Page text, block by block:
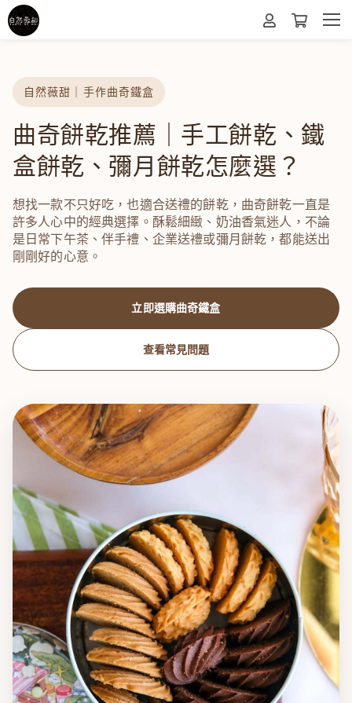
自然薇甜｜手作曲奇鐵盒
曲奇餅乾推薦｜手工餅乾、鐵
盒餅乾、彌月餅乾怎麼選？
想找一款不只好吃，也適合送禮的餅乾，曲奇餅乾一直是
許多人心中的經典選擇。酥鬆細緻、奶油香氣迷人，不論
是日常下午茶、伴手禮、企業送禮或彌月餅乾，都能送出
剛剛好的心意。
立即選購曲奇鐵盒
查看常見問題